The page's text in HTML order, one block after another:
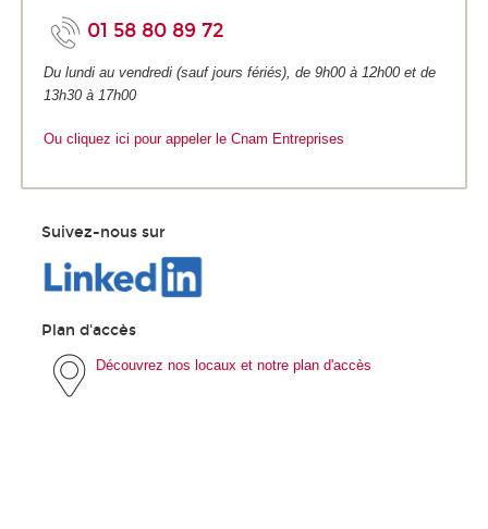
01 58 80 89 72
Du lundi au vendredi (sauf jours fériés), de 9h00 à 12h00 et de
13h30 à 17h00
Ou cliquez ici pour appeler le Cnam Entreprises
Suivez-nous sur
Plan d'accès
Découvrez nos locaux et notre plan d'accès